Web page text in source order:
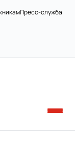
Пресс-служба